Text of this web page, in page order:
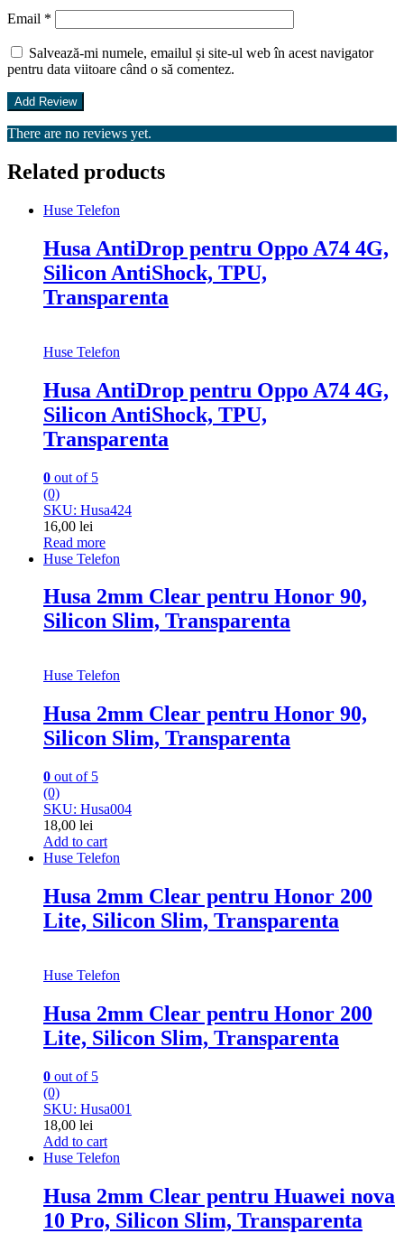
Email *
Salvează-mi numele, emailul și site-ul web în acest navigator
pentru data viitoare când o să comentez.
There are no reviews yet.
Related products
Huse Telefon
Husa AntiDrop pentru Oppo A74 4G,
Silicon AntiShock, TPU,
Transparenta
Huse Telefon
Husa AntiDrop pentru Oppo A74 4G,
Silicon AntiShock, TPU,
Transparenta
0 out of 5
(0)
SKU: Husa424
16,00 lei
Read more
Huse Telefon
Husa 2mm Clear pentru Honor 90,
Silicon Slim, Transparenta
Huse Telefon
Husa 2mm Clear pentru Honor 90,
Silicon Slim, Transparenta
0 out of 5
(0)
SKU: Husa004
18,00 lei
Add to cart
Huse Telefon
Husa 2mm Clear pentru Honor 200
Lite, Silicon Slim, Transparenta
Huse Telefon
Husa 2mm Clear pentru Honor 200
Lite, Silicon Slim, Transparenta
0 out of 5
(0)
SKU: Husa001
18,00 lei
Add to cart
Huse Telefon
Husa 2mm Clear pentru Huawei nova
10 Pro, Silicon Slim, Transparenta